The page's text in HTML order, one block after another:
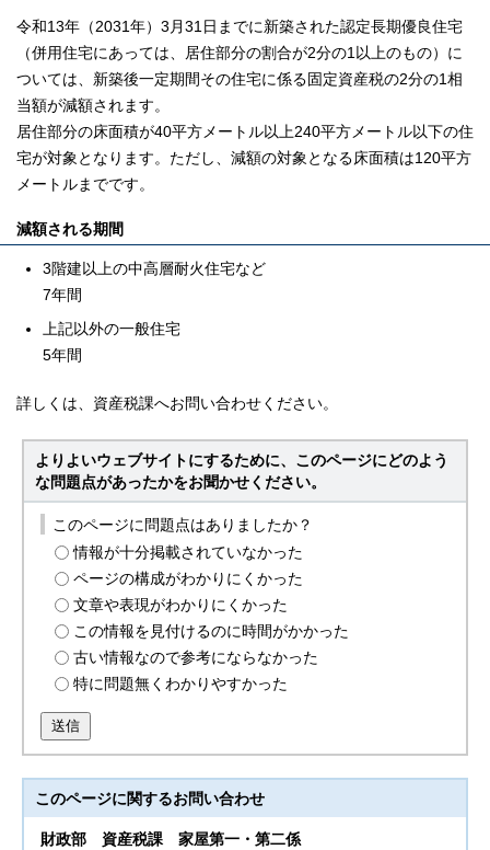
令和13年（2031年）3月31日までに新築された認定長期優良住宅
（併用住宅にあっては、居住部分の割合が2分の1以上のもの）に
ついては、新築後一定期間その住宅に係る固定資産税の2分の1相
当額が減額されます。
居住部分の床面積が40平方メートル以上240平方メートル以下の住
宅が対象となります。ただし、減額の対象となる床面積は120平方
メートルまでです。
減額される期間
3階建以上の中高層耐火住宅など
7年間
上記以外の一般住宅
5年間
詳しくは、資産税課へお問い合わせください。
よりよいウェブサイトにするために、このページにどのよう
な問題点があったかをお聞かせください。
このページに問題点はありましたか？
情報が十分掲載されていなかった
ページの構成がわかりにくかった
文章や表現がわかりにくかった
この情報を見付けるのに時間がかかった
古い情報なので参考にならなかった
特に問題無くわかりやすかった
送信
このページに関するお問い合わせ
財政部 資産税課 家屋第一・第二係